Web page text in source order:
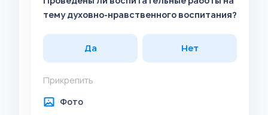
тему духовно-нравственного воспитания?
Да Нет
Прикрепить
Фото